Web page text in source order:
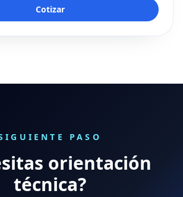
Cotizar
PASO
orientación
técnica?